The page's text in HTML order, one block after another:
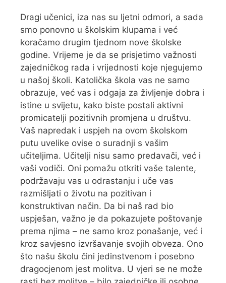
Dragi učenici, iza nas su ljetni odmori, a sada
smo ponovno u školskim klupama i već
koračamo drugim tjednom nove školske
godine. Vrijeme je da se prisjetimo važnosti
zajedničkog rada i vrijednosti koje njegujemo
u našoj školi. Katolička škola vas ne samo
obrazuje, već vas i odgaja za življenje dobra i
istine u svijetu, kako biste postali aktivni
promicatelji pozitivnih promjena u društvu.
Vaš napredak i uspjeh na ovom školskom
putu uvelike ovise o suradnji s vašim
učiteljima. Učitelji nisu samo predavači, već i
vaši vodiči. Oni pomažu otkriti vaše talente,
podržavaju vas u odrastanju i uče vas
razmišljati o životu na pozitivan i
konstruktivan način. Da bi naš rad bio
uspješan, važno je da pokazujete poštovanje
prema njima – ne samo kroz ponašanje, već i
kroz savjesno izvršavanje svojih obveza. Ono
što našu školu čini jedinstvenom i posebno
dragocjenom jest molitva. U vjeri se ne može